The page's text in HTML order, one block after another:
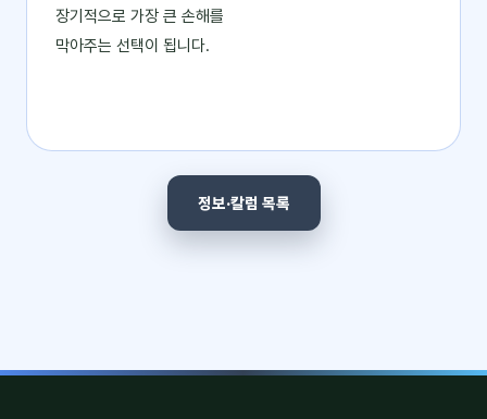
장기적으로 가장 큰 손해를
막아주는 선택이 됩니다.
정보·칼럼 목록